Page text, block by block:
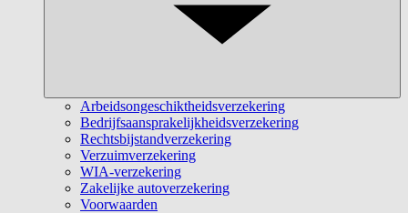
Arbeidsongeschiktheidsverzekering
Bedrijfsaansprakelijkheidsverzekering
Rechtsbijstandverzekering
Verzuimverzekering
WIA-verzekering
Zakelijke autoverzekering
Voorwaarden